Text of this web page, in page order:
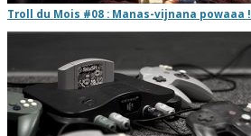
Troll du Mois #08 : Manas-vijnana powaaa !